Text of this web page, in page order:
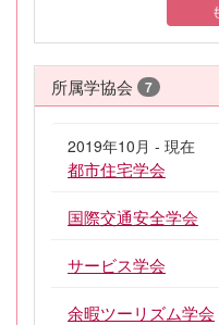
所属学協会 7
2019年10月 - 現在
都市住宅学会
国際交通安全学会
サービス学会
余暇ツーリズム学会